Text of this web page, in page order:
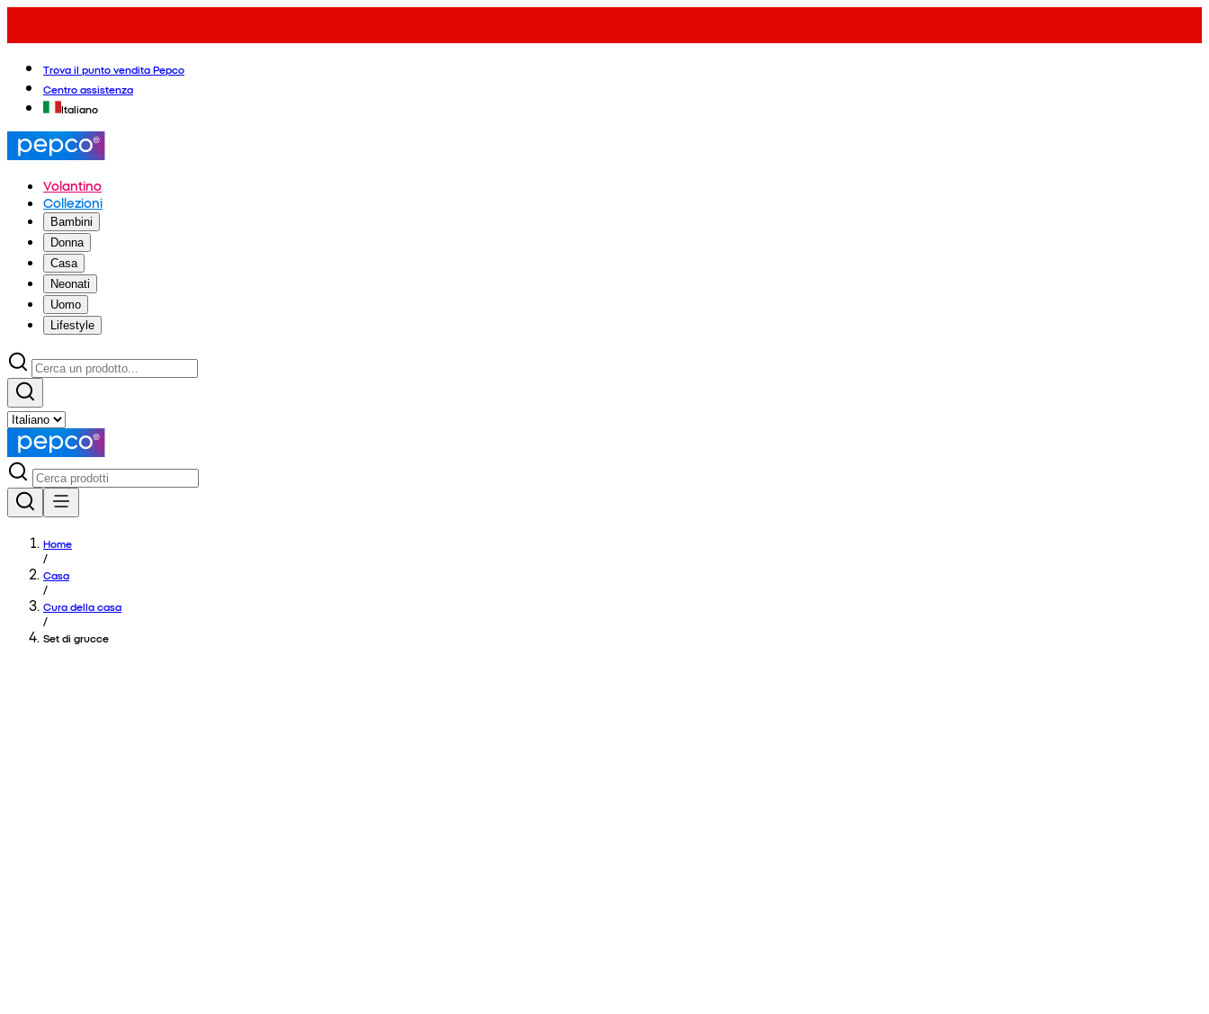
Trova il punto vendita Pepco
Centro assistenza
Italiano
Volantino
Collezioni
Bambini
Donna
Casa
Neonati
Uomo
Lifestyle
Home
/
Casa
/
Cura della casa
/
Set di grucce